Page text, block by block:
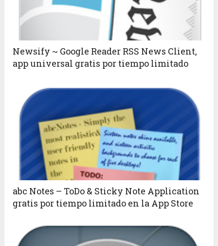
Newsify ~ Google Reader RSS News Client,
app universal gratis por tiempo limitado
abc Notes – ToDo & Sticky Note Application
gratis por tiempo limitado en la App Store